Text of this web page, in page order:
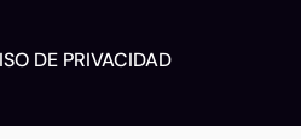
DE PRIVACIDAD